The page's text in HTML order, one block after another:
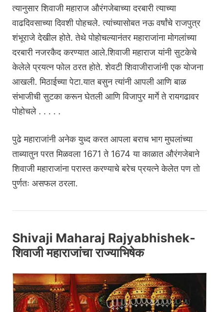
त्यानुसार शिवाजी महाराज औरंगजेबाच्या दरबारी त्याच्या
वाढदिवसाच्या दिवशी पोहचले. त्यांच्यासोबत नऊ वर्षांचे राजपुत्र
शंभूराजे देखील होते. तेथे पोहोचल्यानंतर महाराजांना मोगलांच्या
दरबारी नजरकैद करण्यात आले.शिवाजी महाराज यांनी सुटकेचे
केलेले प्रयत्न फोल ठरत होते. शेवटी शिवाजीराजांनी एक योजना
आखली. मिठाईच्या पेटा.यात बसुन त्यांनी आपली आणि बाळ
संभाजीची सुटका करून घेतली आणि विजापुर मार्गे ते रायगढावर
पोहोचले . . . . .
पुढे महाराजांनी अनेक युध्द करत आपला बराच भाग मुघलांच्या
ताब्यातुन परत मिळवला 1671 ते 1674 या काळात औरंगजेबाने
शिवाजी महाराजांना परास्त करण्याचे बरेच प्रयत्ने केलेत पण तो
पुर्णतः असफल ठरला.
Shivaji Maharaj Rajyabhishek-
शिवाजी महाराजांचा राज्याभिषेक